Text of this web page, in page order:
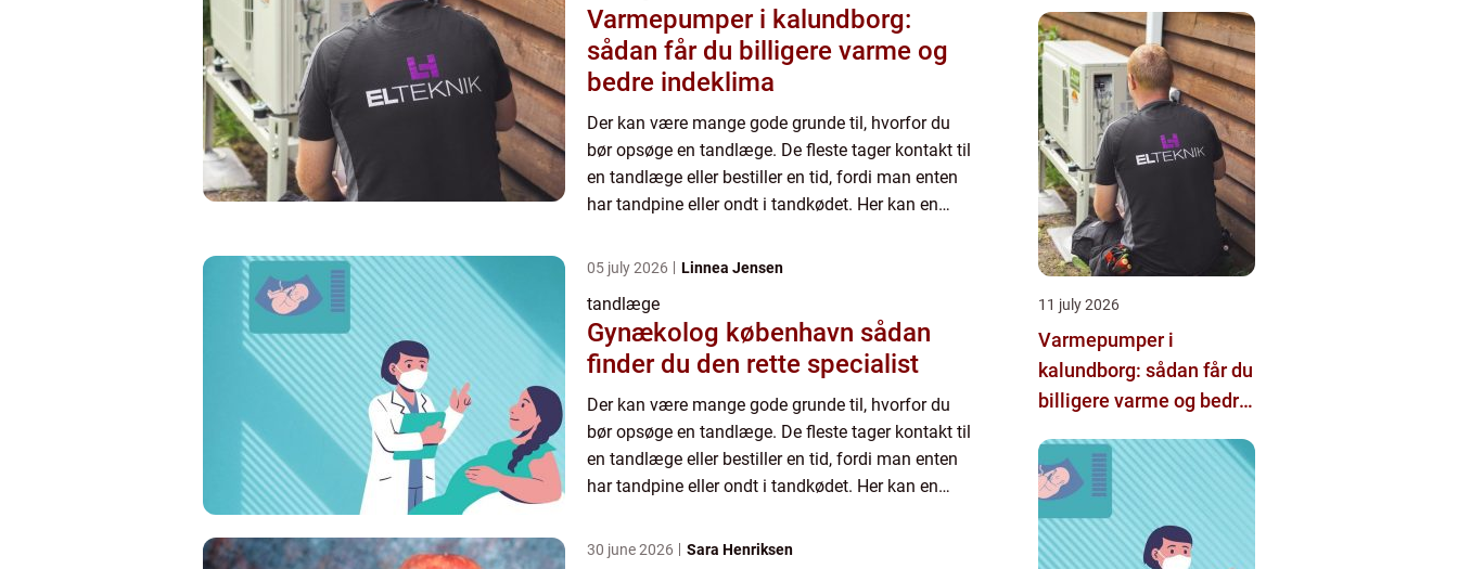
Varmepumper i kalundborg:
sådan får du billigere varme og
bedre indeklima
Der kan være mange gode grunde til, hvorfor du
bør opsøge en tandlæge. De fleste tager kontakt til
en tandlæge eller bestiller en tid, fordi man enten
har tandpine eller ondt i tandkødet. Her kan en
dag. ...
05 july 2026 Linnea Jensen
tandlæge
Gynækolog københavn sådan
finder du den rette specialist
Der kan være mange gode grunde til, hvorfor du
bør opsøge en tandlæge. De fleste tager kontakt til
en tandlæge eller bestiller en tid, fordi man enten
har tandpine eller ondt i tandkødet. Her kan en
dag. ...
30 june 2026 Sara Henriksen
11 july 2026
Varmepumper i
kalundborg: sådan får du
billigere varme og bedre